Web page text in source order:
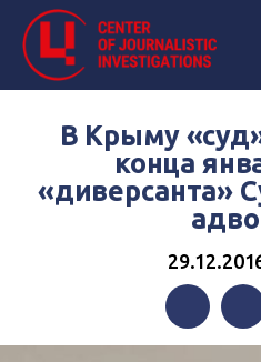
В Крыму
конца
«диверсанта»
Facebook